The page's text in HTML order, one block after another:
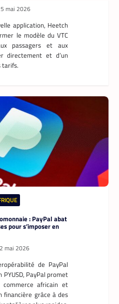
mai 2026
application, Heetch
le modèle du VTC
passagers et aux
directement et d’un
tarifs.
: PayPal abat
pour s’imposer en
mai 2026
de PayPal
PayPal promet
africain et
financière grâce à des